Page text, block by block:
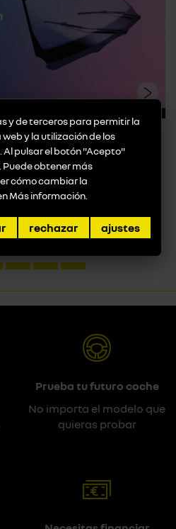
Delantera
box de regalo* con my
cambiar la luna delan...
y de terceros para permitir la
y la utilización de los
Al pulsar el botón "Acepto"
obtener más
cómo cambiar la
Más información
rechazar ajustes
Prueba tu futuro coche
No importa el modelo que
quieras probar